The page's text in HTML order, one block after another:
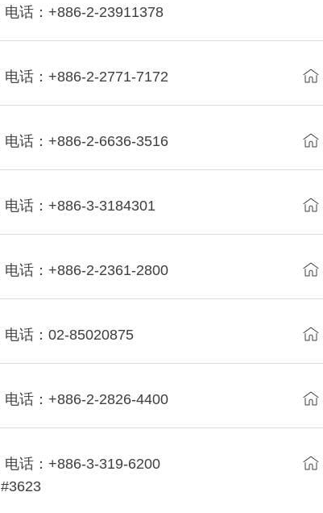
电话：+886-2-23911378
电话：+886-2-2771-7172
电话：+886-2-6636-3516
电话：+886-3-3184301
电话：+886-2-2361-2800
电话：02-85020875
电话：+886-2-2826-4400
电话：+886-3-319-6200
#3623